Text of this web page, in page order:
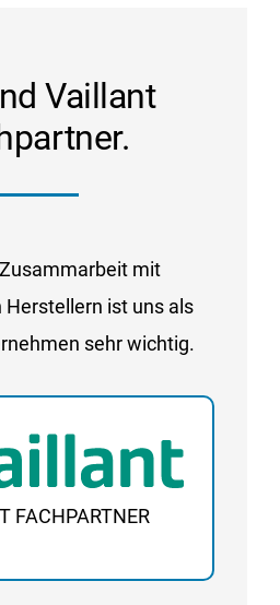
Vaillant
mit
ist uns als
sehr wichtig.
FACHPARTNER